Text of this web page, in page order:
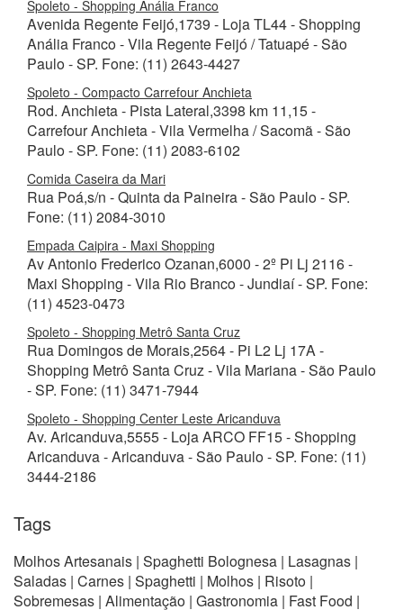
Spoleto - Shopping Anália Franco
Avenida Regente Feijó,1739 - Loja TL44 - Shopping
Anália Franco - Vila Regente Feijó / Tatuapé - São
Paulo - SP. Fone: (11) 2643-4427
Spoleto - Compacto Carrefour Anchieta
Rod. Anchieta - Pista Lateral,3398 km 11,15 -
Carrefour Anchieta - Vila Vermelha / Sacomã - São
Paulo - SP. Fone: (11) 2083-6102
Comida Caseira da Mari
Rua Poá,s/n - Quinta da Paineira - São Paulo - SP.
Fone: (11) 2084-3010
Empada Caipira - Maxi Shopping
Av Antonio Frederico Ozanan,6000 - 2º Pi Lj 2116 -
Maxi Shopping - Vila Rio Branco - Jundiaí - SP. Fone:
(11) 4523-0473
Spoleto - Shopping Metrô Santa Cruz
Rua Domingos de Morais,2564 - Pi L2 Lj 17A -
Shopping Metrô Santa Cruz - Vila Mariana - São Paulo
- SP. Fone: (11) 3471-7944
Spoleto - Shopping Center Leste Aricanduva
Av. Aricanduva,5555 - Loja ARCO FF15 - Shopping
Aricanduva - Aricanduva - São Paulo - SP. Fone: (11)
3444-2186
Tags
Molhos Artesanais | Spaghetti Bolognesa | Lasagnas |
Saladas | Carnes | Spaghetti | Molhos | Risoto |
Sobremesas | Alimentação | Gastronomia | Fast Food |